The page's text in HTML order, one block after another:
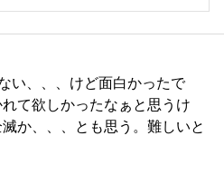
い、、、けど面白かったで
て欲しかったなぁと思うけ
か、、、とも思う。難しいと